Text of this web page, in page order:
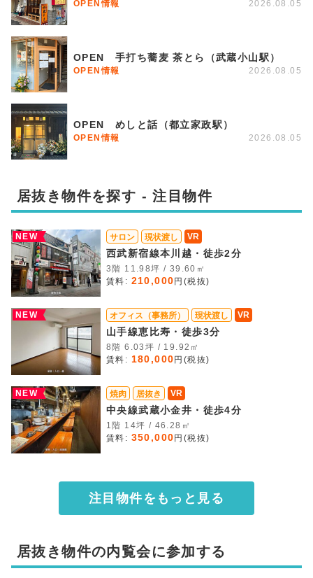
OPEN情報 2026.08.05
OPEN 手打ち蕎麦 茶とら（武蔵小山駅）
OPEN情報 2026.08.05
OPEN めしと話（都立家政駅）
OPEN情報 2026.08.05
居抜き物件を探す - 注目物件
NEW サロン 現状渡し VR
西武新宿線本川越・徒歩2分
3階 11.98坪 / 39.60㎡
賃料: 210,000 円(税抜)
NEW オフィス（事務所） 現状渡し VR
山手線恵比寿・徒歩3分
8階 6.03坪 / 19.92㎡
賃料: 180,000 円(税抜)
NEW 焼肉 居抜き VR
中央線武蔵小金井・徒歩4分
1階 14坪 / 46.28㎡
賃料: 350,000 円(税抜)
注目物件をもっと見る
居抜き物件の内覧会に参加する